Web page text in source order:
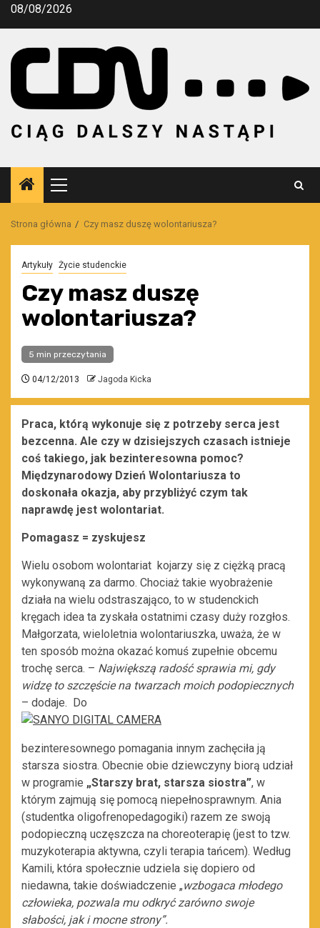
Przejdź
08/08/2026
Menu
główne
Strona główna Czy masz duszę wolontariusza?
Artykuły Życie studenckie
Czy masz duszę
wolontariusza?
5 min przeczytania
04/12/2013 Jagoda Kicka
Praca, którą wykonuje się z potrzeby serca jest
bezcenna. Ale czy w dzisiejszych czasach istnieje
coś takiego, jak bezinteresowna pomoc?
Międzynarodowy Dzień Wolontariusza to
doskonała okazja, aby przybliżyć czym tak
naprawdę jest wolontariat.
Pomagasz = zyskujesz
Wielu osobom wolontariat kojarzy się z ciężką pracą
wykonywaną za darmo. Chociaż takie wyobrażenie
działa na wielu odstraszająco, to w studenckich
kręgach idea ta zyskała ostatnimi czasy duży rozgłos.
Małgorzata, wieloletnia wolontariuszka, uważa, że w
ten sposób można okazać komuś zupełnie obcemu
trochę serca. – Największą radość sprawia mi, gdy
widzę to szczęście na twarzach moich podopiecznych
– dodaje. Do
bezinteresownego pomagania innym zachęciła ją
starsza siostra. Obecnie obie dziewczyny biorą udział
w programie „Starszy brat, starsza siostra”, w
którym zajmują się pomocą niepełnosprawnym. Ania
(studentka oligofrenopedagogiki) razem ze swoją
podopieczną uczęszcza na choreoterapię (jest to tzw.
muzykoterapia aktywna, czyli terapia tańcem). Według
Kamili, która społecznie udziela się dopiero od
niedawna, takie doświadczenie „wzbogaca młodego
człowieka, pozwala mu odkryć zarówno swoje
słabości, jak i mocne strony”.